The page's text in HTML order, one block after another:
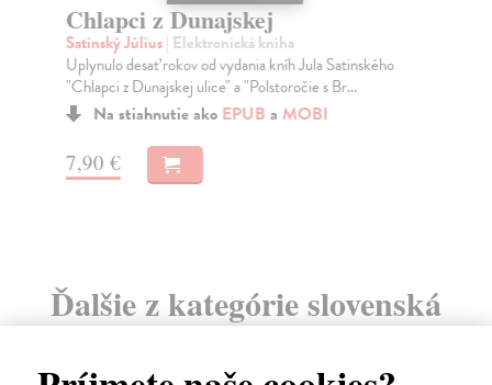
Chlapci z Dunajskej
Satinský Július| Elektronická kniha
Uplynulo desať rokov od vydania kníh Jula Satinského
"Chlapci z Dunajskej ulice" a "Polstoročie s Br...
Na stiahnutie ako EPUB a MOBI
7,90 €
Ďalšie z kategórie slovenská